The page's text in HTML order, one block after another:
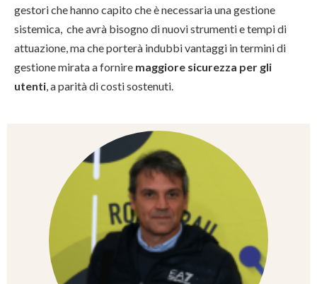
gestori che hanno capito che è necessaria una gestione
sistemica, che avrà bisogno di nuovi strumenti e tempi di
attuazione, ma che porterà indubbi vantaggi in termini di
gestione mirata a fornire maggiore sicurezza per gli
utenti , a parità di costi sostenuti.